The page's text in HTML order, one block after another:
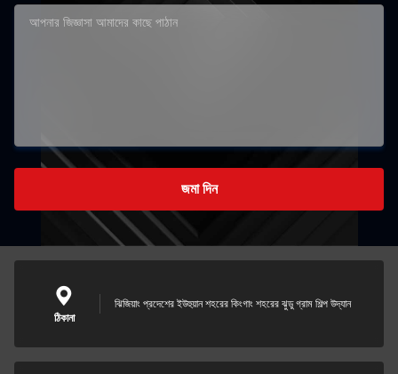
জমা দিন
ঠিকানা
ঝিজিয়াং প্রদেশের ইউহুয়ান শহরের কিংগাং শহরের ঝুডু গ্রাম শিল্প উদ্যান